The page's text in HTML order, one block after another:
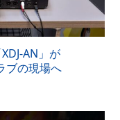
AN」が
ブの現場へ